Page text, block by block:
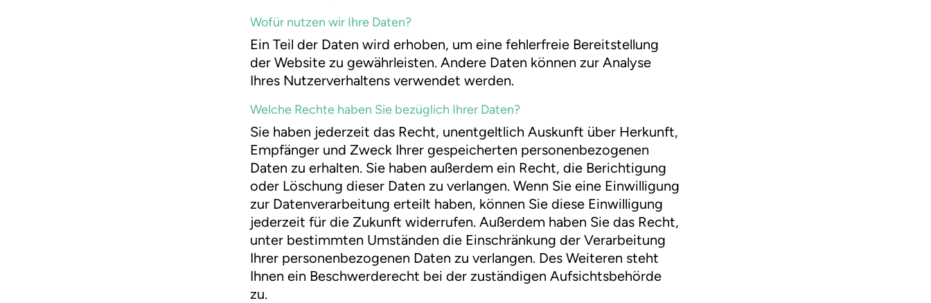
Wofür nutzen wir Ihre Daten?
Ein Teil der Daten wird erhoben, um eine fehlerfreie Bereitstellung
der Website zu gewährleisten. Andere Daten können zur Analyse
Ihres Nutzerverhaltens verwendet werden.
Welche Rechte haben Sie bezüglich Ihrer Daten?
Sie haben jederzeit das Recht, unentgeltlich Auskunft über Herkunft,
Empfänger und Zweck Ihrer gespeicherten personenbezogenen
Daten zu erhalten. Sie haben außerdem ein Recht, die Berichtigung
oder Löschung dieser Daten zu verlangen. Wenn Sie eine Einwilligung
zur Datenverarbeitung erteilt haben, können Sie diese Einwilligung
jederzeit für die Zukunft widerrufen. Außerdem haben Sie das Recht,
unter bestimmten Umständen die Einschränkung der Verarbeitung
Ihrer personenbezogenen Daten zu verlangen. Des Weiteren steht
Ihnen ein Beschwerderecht bei der zuständigen Aufsichtsbehörde
zu.